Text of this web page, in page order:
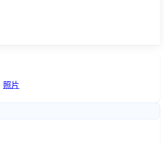
照片